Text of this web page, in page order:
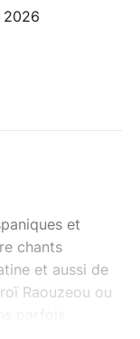
2026
et
chants
et aussi de
Raouzeou ou
parfois